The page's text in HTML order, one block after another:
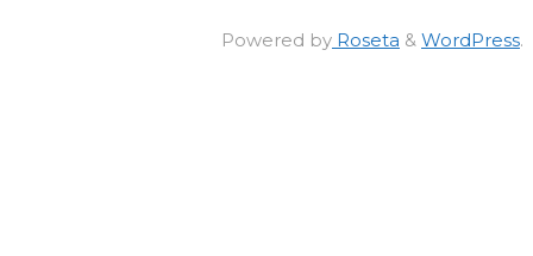
Powered by Roseta & WordPress.